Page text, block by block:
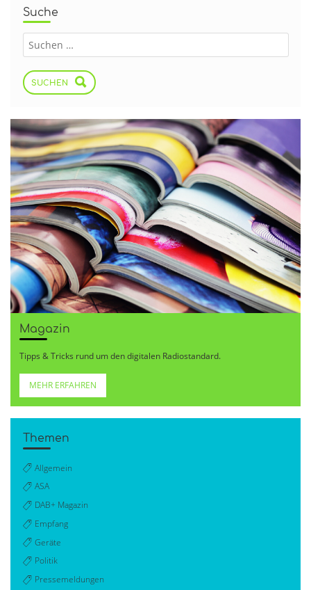
Suche
SUCHEN
Magazin
Tipps & Tricks rund um den digitalen Radiostandard.
MEHR ERFAHREN
Themen
Allgemein
ASA
DAB+ Magazin
Empfang
Geräte
Politik
Pressemeldungen